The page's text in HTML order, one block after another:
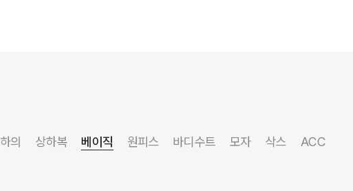
하의 상하복 베이직 원피스 바디수트 모자 삭스 ACC